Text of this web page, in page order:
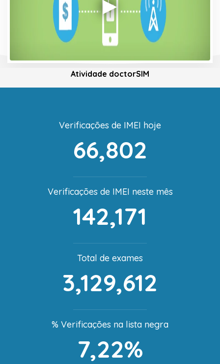
Atividade doctorSIM
Verificações de IMEI hoje
66,802
Verificações de IMEI neste mês
142,171
Total de exames
3,129,612
% Verificações na lista negra
7,22%